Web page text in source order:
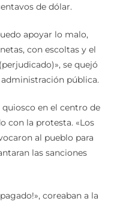
de dólar.
apoyar lo malo,
con escoltas y el
se quejó
pública.
en el centro de
con la protesta. «Los
al pueblo para
las sanciones
coreaban a la